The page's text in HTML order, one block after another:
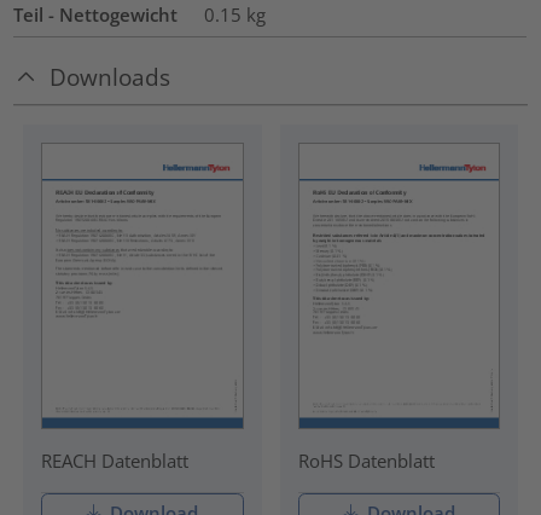
Teil - Nettogewicht 0.15 kg
Downloads
REACH Datenblatt RoHS Datenblatt